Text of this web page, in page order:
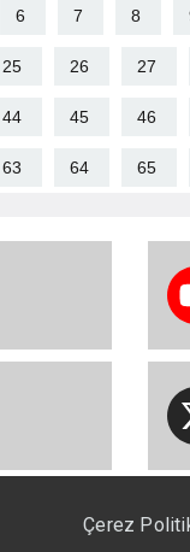
6 7 8
25 26 27
44 45 46
63 64 65
Çerez